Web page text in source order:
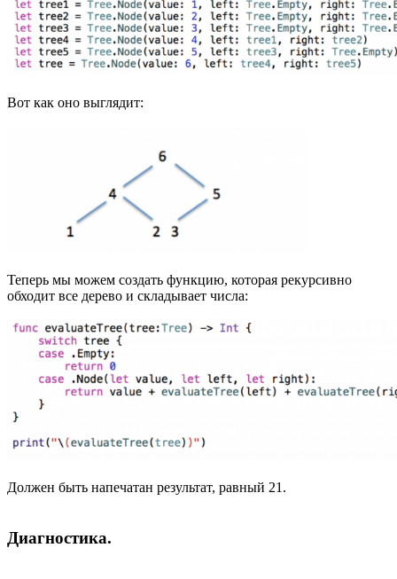
Вот как оно выглядит:
Теперь мы можем создать функцию, которая рекурсивно
обходит все дерево и складывает числа:
Должен быть напечатан результат, равный 21.
Диагностика.